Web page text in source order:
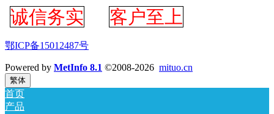
诚信务实 客户至上
鄂ICP备15012487号
Powered by MetInfo 8.1 ©2008-2026 mituo.cn
繁体
首页
产品